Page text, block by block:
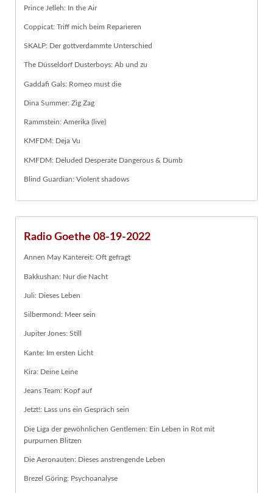
Prince Jelleh: In the Air
Coppicat: Triff mich beim Reparieren
SKALP: Der gottverdammte Unterschied
The Düsseldorf Dusterboys: Ab und zu
Gaddafi Gals: Romeo must die
Dina Summer: Zig Zag
Rammstein: Amerika (live)
KMFDM: Deja Vu
KMFDM: Deluded Desperate Dangerous & Dumb
Blind Guardian: Violent shadows
Radio Goethe 08-19-2022
Annen May Kantereit: Oft gefragt
Bakkushan: Nur die Nacht
Juli: Dieses Leben
Silbermond: Meer sein
Jupiter Jones: Still
Kante: Im ersten Licht
Kira: Deine Leine
Jeans Team: Kopf auf
Jetzt!: Lass uns ein Gespräch sein
Die Liga der gewöhnlichen Gentlemen: Ein Leben in Rot mit
purpurnen Blitzen
Die Aeronauten: Dieses anstrengende Leben
Brezel Göring: Psychoanalyse